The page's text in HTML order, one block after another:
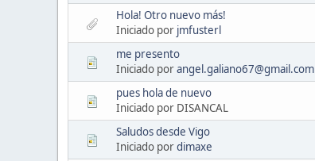
Hola! Otro nuevo más!
Iniciado por jmfusterl
me presento
Iniciado porangel.galiano67@gmail.com
pues hola de nuevo
Iniciado por DISANCAL
Saludos desde Vigo
Iniciado pordimaxe